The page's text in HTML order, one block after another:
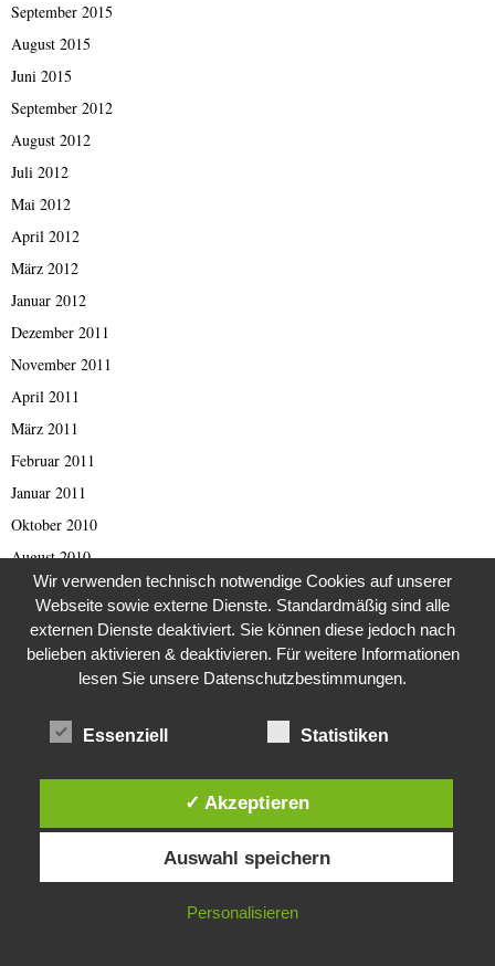
September 2015
August 2015
Juni 2015
September 2012
August 2012
Juli 2012
Mai 2012
April 2012
März 2012
Januar 2012
Dezember 2011
November 2011
April 2011
März 2011
Februar 2011
Januar 2011
Oktober 2010
August 2010
Juli 2010
Dezember 2009
August 2009
September 2001
Oktober 1998
August 1997
September 1989
Diese Website verwendet Cookies. Durch die weitere Nutzung dieser
Website stimmst du der Verwendung von Cookies zu.
IN ORDNUNG
Wir verwenden technisch notwendige Cookies auf unserer
Webseite sowie externe Dienste. Standardmäßig sind alle
externen Dienste deaktiviert. Sie können diese jedoch nach
belieben aktivieren & deaktivieren. Für weitere Informationen
lesen Sie unsere Datenschutzbestimmungen.
Essenziell Statistiken
✓ Akzeptieren
Auswahl speichern
Personalisieren